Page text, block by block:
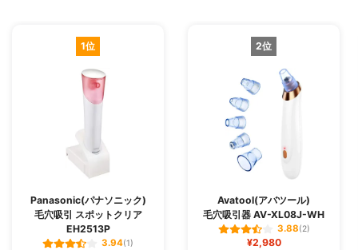
1位
Panasonic(パナソニック)
毛穴吸引 スポットクリア
EH2513P
3.94(1)
2位
Avatool(アバツール)
毛穴吸引器 AV-XL08J-WH
3.88(2)
¥2,980